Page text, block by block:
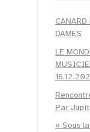
DAMES
LE
Par
« Sous